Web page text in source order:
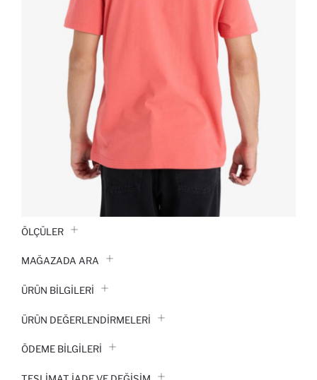
ÖLÇÜLER
MAĞAZADA ARA
ÜRÜN BILGILERI
ÜRÜN DEĞERLENDİRMELERİ
ÖDEME BİLGİLERİ